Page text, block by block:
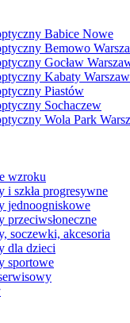
Babice Nowe
Bemowo
Gocław
Kabaty
Piastów
Sochaczew
Wola Park
wzroku
i szkła progresywne
jednoogniskowe
przeciwsłoneczne
soczewki, akcesoria
dla dzieci
sportowe